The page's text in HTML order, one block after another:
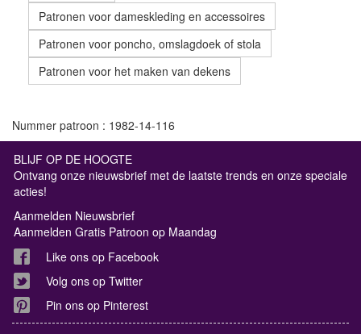
Patronen voor dameskleding en accessoires
Patronen voor poncho, omslagdoek of stola
Patronen voor het maken van dekens
Nummer patroon : 1982-14-116
BLIJF OP DE HOOGTE
Ontvang onze nieuwsbrief met de laatste trends en onze speciale
acties!
Aanmelden Nieuwsbrief
Aanmelden Gratis Patroon op Maandag
Like ons op Facebook
Volg ons op Twitter
Pin ons op Pinterest